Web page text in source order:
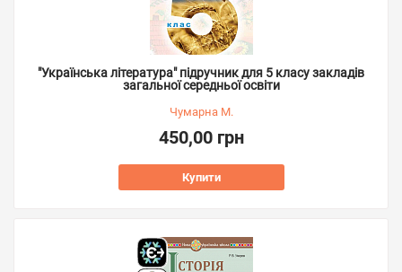
"Українська література" підручник для 5 класу закладів
загальної середньої освіти
Чумарна М.
450,00 грн
Купити